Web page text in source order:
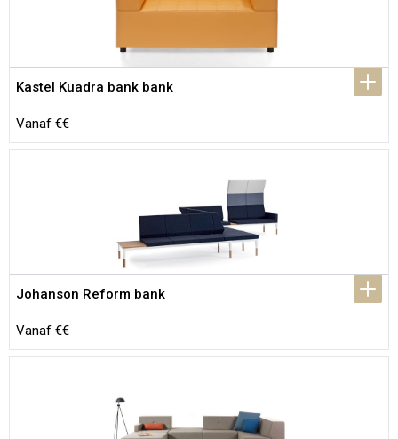
Kastel Kuadra bank bank
Vanaf €€
Johanson Reform bank
Vanaf €€